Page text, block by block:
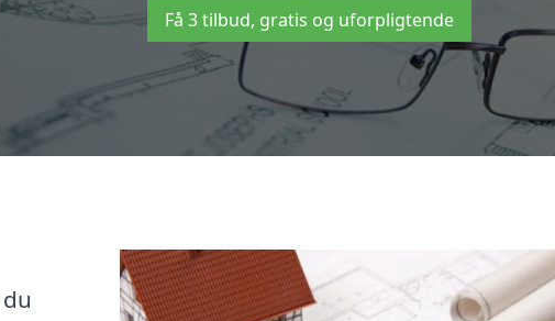
Få 3 tilbud, gratis og uforpligtende